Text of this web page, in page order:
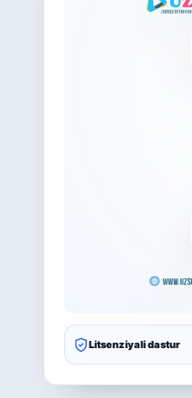
Litsenziyali dastur